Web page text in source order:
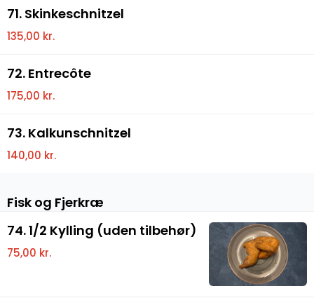
71. Skinkeschnitzel
135,00 kr.
72. Entrecôte
175,00 kr.
73. Kalkunschnitzel
140,00 kr.
Fisk og Fjerkræ
74. 1/2 Kylling (uden tilbehør)
75,00 kr.